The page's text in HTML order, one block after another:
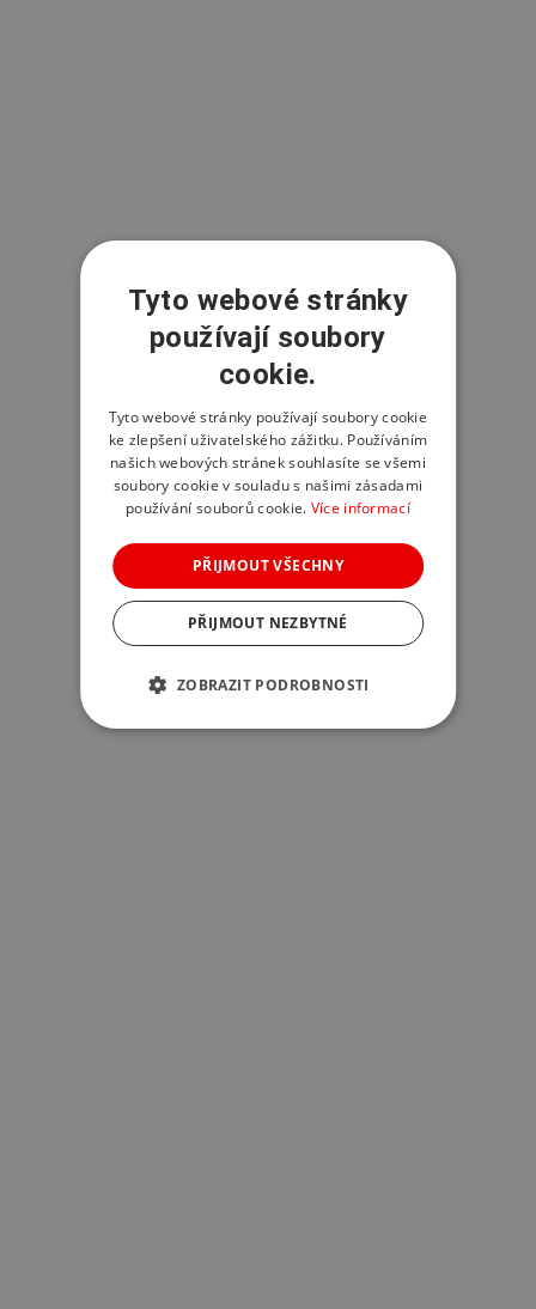
Tyto webové stránky
používají soubory
cookie.
Tyto webové stránky používají soubory cookie
ke zlepšení uživatelského zážitku. Používáním
našich webových stránek souhlasíte se všemi
soubory cookie v souladu s našimi zásadami
používání souborů cookie. Více informací
PŘIJMOUT VŠECHNY
PŘIJMOUT NEZBYTNÉ
ZOBRAZIT PODROBNOSTI